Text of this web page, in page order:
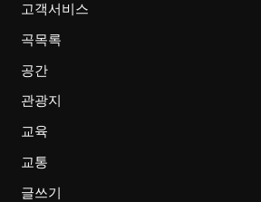
고객서비스
곡목록
공간
관광지
교육
교통
글쓰기